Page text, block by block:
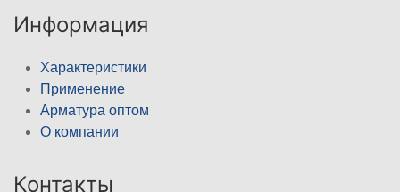
Информация
Характеристики
Применение
Арматура оптом
О компании
Контакты